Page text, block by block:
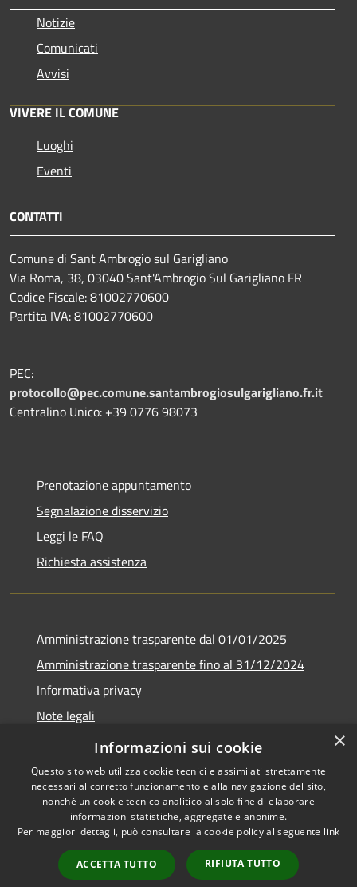
Notizie
Comunicati
Avvisi
VIVERE IL COMUNE
Luoghi
Eventi
CONTATTI
Comune di Sant Ambrogio sul Garigliano
Via Roma, 38, 03040 Sant'Ambrogio Sul Garigliano FR
Codice Fiscale: 81002770600
Partita IVA: 81002770600
PEC:
protocollo@pec.comune.santambrogiosulgarigliano.fr.it
Centralino Unico: +39 0776 98073
Prenotazione appuntamento
Segnalazione disservizio
Leggi le FAQ
Richiesta assistenza
Amministrazione trasparente dal 01/01/2025
Amministrazione trasparente fino al 31/12/2024
Informativa privacy
Note legali
Dichiarazione di accessibilità
Accessibilità
Copyright © 2026 • Comune di
Sant'Ambrogio sul Garigliano •
Powered byMunicipium
Accesso redazione
×
Informazioni sui cookie
Questo sito web utilizza cookie tecnici e assimilati strettamente
necessari al corretto funzionamento e alla navigazione del sito,
nonché un cookie tecnico analitico al solo fine di elaborare
informazioni statistiche, aggregate e anonime.
Per maggiori dettagli, può consultare la cookie policy al seguente link
ACCETTA TUTTO RIFIUTA TUTTO